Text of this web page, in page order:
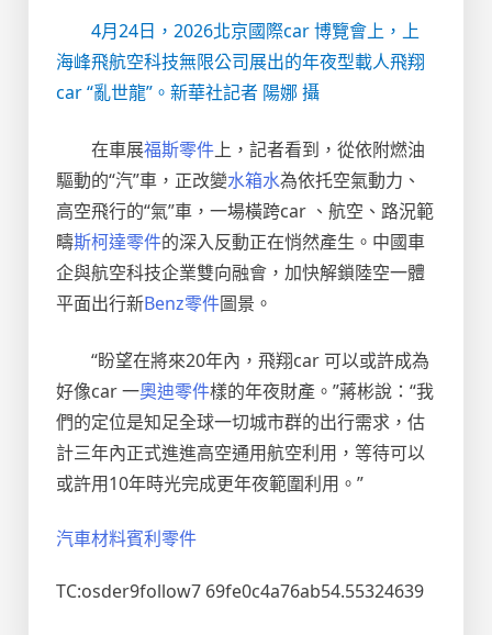
4月24日，2026北京國際car 博覽會上，上
海峰飛航空科技無限公司展出的年夜型載人飛翔
car “亂世龍”。新華社記者 陽娜 攝
在車展福斯零件上，記者看到，從依附燃油
驅動的“汽”車，正改變水箱水為依托空氣動力、
高空飛行的“氣”車，一場橫跨car 、航空、路況範
疇斯柯達零件的深入反動正在悄然產生。中國車
企與航空科技企業雙向融會，加快解鎖陸空一體
平面出行新Benz零件圖景。
“盼望在將來20年內，飛翔car 可以或許成為
好像car 一奧迪零件樣的年夜財產。”蔣彬說：“我
們的定位是知足全球一切城市群的出行需求，估
計三年內正式進進高空通用航空利用，等待可以
或許用10年時光完成更年夜範圍利用。”
汽車材料賓利零件
TC:osder9follow7 69fe0c4a76ab54.55324639